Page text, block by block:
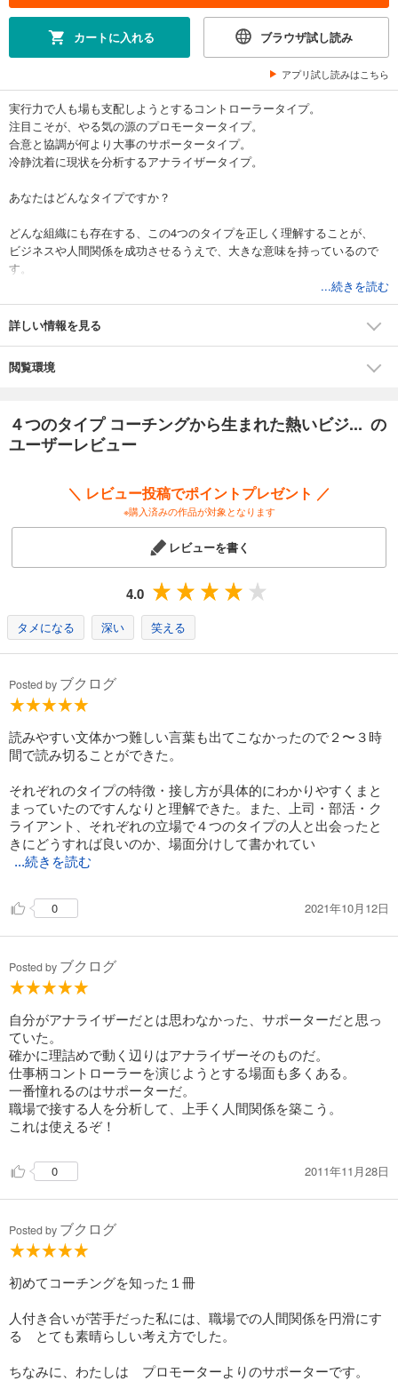
カートに入れる ブラウザ試し読み
アプリ試し読みはこちら
実行力で人も場も支配しようとするコントローラータイプ。
注目こそが、やる気の源のプロモータータイプ。
合意と協調が何より大事のサポータータイプ。
冷静沈着に現状を分析するアナライザータイプ。
あなたはどんなタイプですか？
どんな組織にも存在する、この4つのタイプを正しく理解することが、
ビジネスや人間関係を成功させるうえで、大きな意味を持っているので
す。
本書に書かれているタイプ分けは、CSI（Communication Style
Inventory）と呼ばれる手法で、
したものです。
す。
なぜか相性が悪い、反応が悪い、思い通りに動いてくれない上司や部
「どうして、この人とはこんなにつき合いづらいんだろう」
「どうして、この言い方でわかってくれないんだろう」
「なぜ、あの人にはこれでうまくいったのに、この人には通用しないん
だろう」
そんなストレスから解放されて、円滑にコミュニケーションをとること
が
できるようになるでしょう。
...続きを読む
詳しい情報を見る
閲覧環境
４つのタイプ コーチングから生まれた熱いビジ... の
ユーザーレビュー
＼ レビュー投稿でポイントプレゼント ／
※購入済みの作品が対象となります
レビューを書く
4.0
タメになる 深い 笑える
Posted by ブクログ
読みやすい文体かつ難しい言葉も出てこなかったので２〜３時
間で読み切ることができた。
それぞれのタイプの特徴・接し方が具体的にわかりやすくまと
まっていたのですんなりと理解できた。また、上司・部活・ク
ライアント、それぞれの立場で４つのタイプの人と出会ったと
きにどうすれば良いのか、場面分けして書かれてい
...続きを読む
0 2021年10月12日
Posted by ブクログ
自分がアナライザーだとは思わなかった、サポーターだと思っ
ていた。
確かに理詰めで動く辺りはアナライザーそのものだ。
仕事柄コントローラーを演じようとする場面も多くある。
一番憧れるのはサポーターだ。
職場で接する人を分析して、上手く人間関係を築こう。
これは使えるぞ！
0 2011年11月28日
Posted by ブクログ
初めてコーチングを知った１冊
人付き合いが苦手だった私には、職場での人間関係を円滑にす
る とても素晴らしい考え方でした。
ちなみに、わたしは プロモーターよりのサポーターです。